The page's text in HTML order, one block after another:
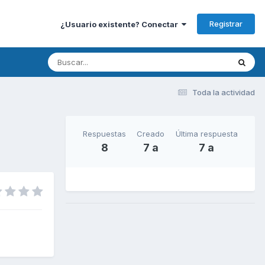
¿Usuario existente? Conectar Registrar
Toda la actividad
Respuestas
8
Creado
7 a
Última respuesta
7 a